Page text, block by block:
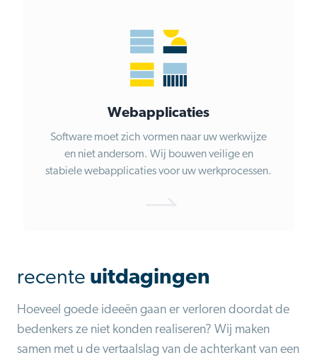
Webapplicaties
Software moet zich vormen naar uw werkwijze
en niet andersom. Wij bouwen veilige en
stabiele webapplicaties voor uw werkprocessen.
recente uitdagingen
Hoeveel goede ideeën gaan er verloren doordat de
bedenkers ze niet konden realiseren? Wij maken
samen met u de vertaalslag van de achterkant van een